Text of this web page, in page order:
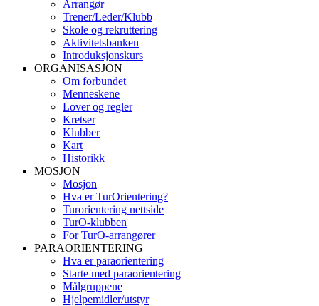
Arrangør
Trener/Leder/Klubb
Skole og rekruttering
Aktivitetsbanken
Introduksjonskurs
ORGANISASJON
Om forbundet
Menneskene
Lover og regler
Kretser
Klubber
Kart
Historikk
MOSJON
Mosjon
Hva er TurOrientering?
Turorientering nettside
TurO-klubben
For TurO-arrangører
PARAORIENTERING
Hva er paraorientering
Starte med paraorientering
Målgruppene
Hjelpemidler/utstyr